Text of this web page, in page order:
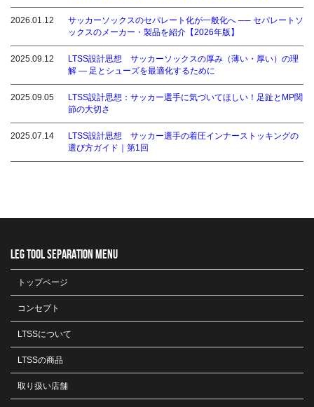
2026.01.12
サッカーソックスのセパレート化が一般化へ ── セパレートソ
ックスのメーカー・製品を紹介【2026年版】
2025.09.12
LTSS設計思想 サッカーソックスの厚み（薄い・厚い）の理
解 ― 足とシューズを最適化するために
2025.09.05
LTSS設計思想：サッカー選手に気づいてほしい！足趾とMP関
節の大切さ
2025.07.14
LTSS設計思想 サッカー選手の着圧インナーストッキングの
選び方ガイド｜第1回
LEG TOOL SEPARATION MENU
トップページ
コンセプト
LTSSについて
LTSSの商品
取り扱い店舗